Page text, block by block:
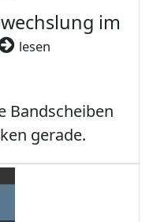
im
lesen
Bandscheiben
gerade.